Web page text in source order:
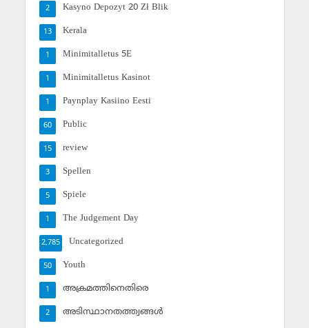
Kasyno Depozyt 20 Zł Blik
2
Kerala
13
Minimitalletus 5E
1
Minimitalletus Kasinot
1
Paynplay Kasiino Eesti
1
Public
60
review
15
Spellen
3
Spiele
5
The Judgement Day
1
Uncategorized
2,785
Youth
50
അക്രമത്തിനെതിരെ
1
അടിസ്ഥാനതത്ത്വങ്ങള്‍
2